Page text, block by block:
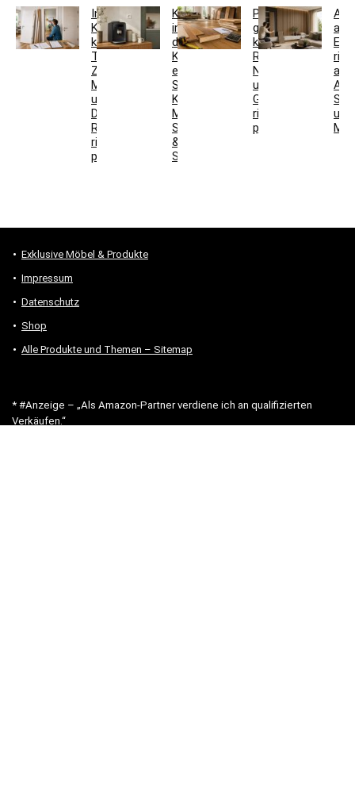
Innentür-
Komplettset
kaufen:
Türblatt,
Zarge,
Maße
und
DIN-
Richtung
richtig
prüfen
Kaffeestation
in
der
Küche
einrichten:
Sideboard,
Kaffeeschrank,
Maße,
Steckdosen
&
Stauraum
Parkett
günstig
kaufen:
Restposten,
Nutzschicht
und
Gesamtkosten
richtig
prüfen
aus
und
Exklusive Möbel & Produkte
Impressum
Datenschutz
Shop
Alle Produkte und Themen – Sitemap
* #Anzeige – „Als Amazon-Partner verdiene ich an qualifizierten
Verkäufen.“